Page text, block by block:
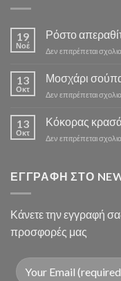
19
Νοέ
Ρόστο
Δεν επιτρέπεται
13
Οκτ
Μοσχάρι
Δεν επιτρέπεται
13
Οκτ
Κόκορας
Δεν επιτρέπεται
ΕΓΓΡΑΦΗ ΣΤΟ
Κάνετε την εγγραφή
προσφορές μας